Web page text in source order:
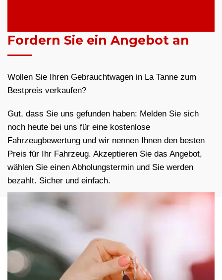
Fordern Sie ein Angebot an
Wollen Sie Ihren Gebrauchtwagen in La Tanne zum
Bestpreis verkaufen?
Gut, dass Sie uns gefunden haben: Melden Sie sich
noch heute bei uns für eine kostenlose
Fahrzeugbewertung und wir nennen Ihnen den besten
Preis für Ihr Fahrzeug. Akzeptieren Sie das Angebot,
wählen Sie einen Abholungstermin und Sie werden
bezahlt. Sicher und einfach.